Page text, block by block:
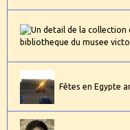
Fêtes en Egypte